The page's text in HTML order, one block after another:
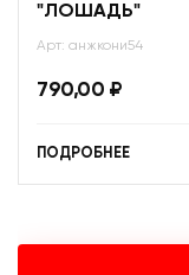
"ЛОШАДЬ"
Арт: анжкони54
790,00 ₽
ПОДРОБНЕЕ